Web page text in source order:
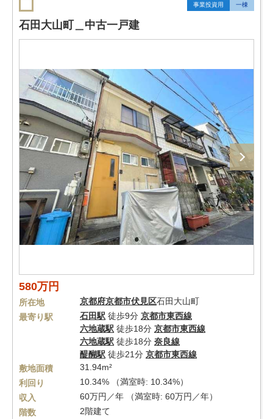
事業投資用 一棟
石田大山町＿中古一戸建
580万円
所在地 京都府京都市伏見区石田大山町
最寄り駅
石田駅 徒歩9分 京都市東西線
六地蔵駅 徒歩18分 京都市東西線
六地蔵駅 徒歩18分 奈良線
醍醐駅 徒歩21分 京都市東西線
敷地面積
31.94m²
利回り
10.34% （満室時: 10.34%）
収入
60万円／年 （満室時: 60万円／年）
階数
2階建て